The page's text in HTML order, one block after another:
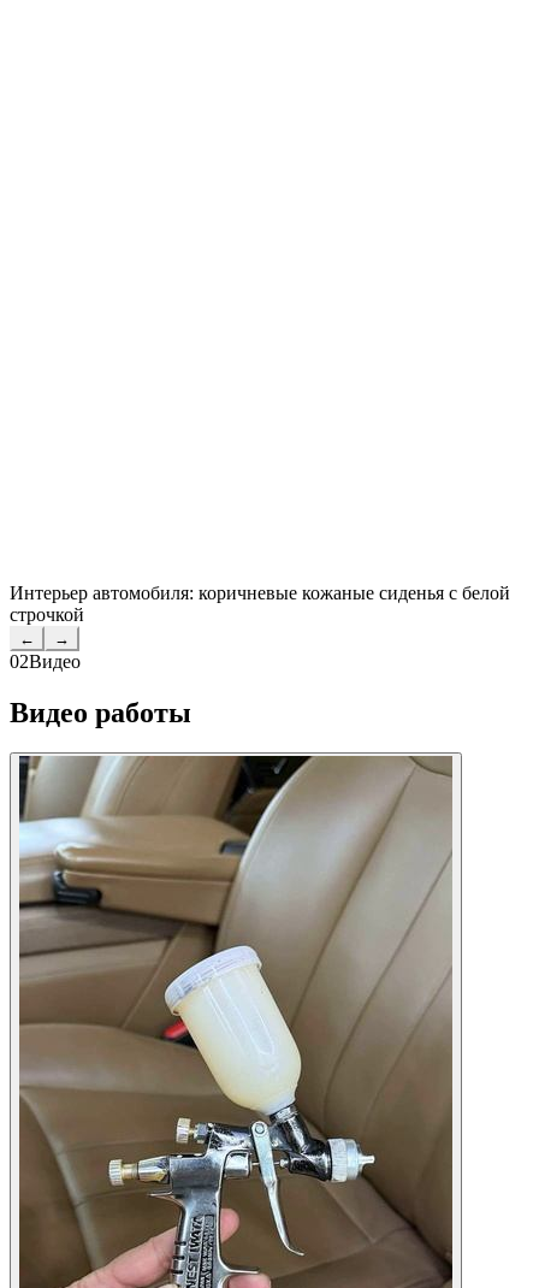
Интерьер автомобиля: коричневые кожаные сиденья с белой
строчкой
← →
02Видео
Видео работы